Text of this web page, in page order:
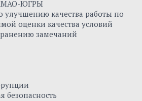
ХМАО-ЮГРЫ
качества работы по
оценки качества условий
замечаний
безопасность